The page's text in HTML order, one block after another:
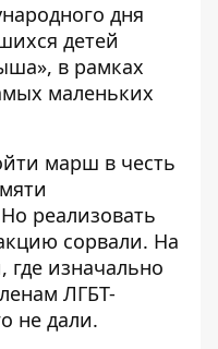
дня
детей
, в рамках
маленьких
марш в честь
реализовать
сорвали. На
изначально
ЛГБТ-
не дали.